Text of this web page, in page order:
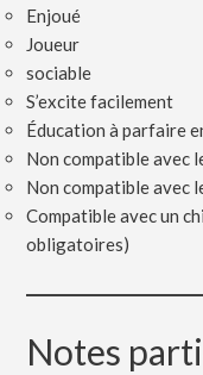
Enjoué
Joueur
sociable
S’excite facilement
Éducation à parfaire
Non compatible avec
Non compatible avec
Compatible avec un
obligatoires)
Notes